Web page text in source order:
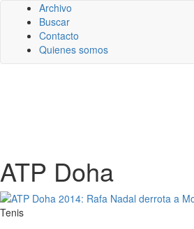
Archivo
Buscar
Contacto
Quienes somos
ATP Doha
Tenis